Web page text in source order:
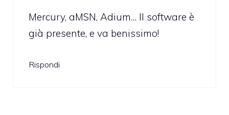
Mercury, aMSN, Adium… Il software è
già presente, e va benissimo!
Rispondi